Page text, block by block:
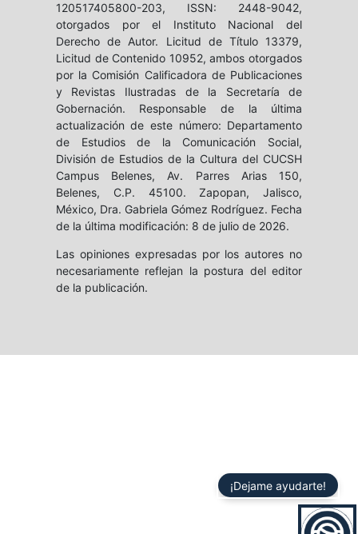
120517405800-203, ISSN: 2448-9042,
otorgados por el Instituto Nacional del
Derecho de Autor. Licitud de Título 13379,
Licitud de Contenido 10952, ambos otorgados
por la Comisión Calificadora de Publicaciones
y Revistas Ilustradas de la Secretaría de
Gobernación. Responsable de la última
actualización de este número: Departamento
de Estudios de la Comunicación Social,
División de Estudios de la Cultura del CUCSH
Campus Belenes, Av. Parres Arias 150,
Belenes, C.P. 45100. Zapopan, Jalisco,
México, Dra. Gabriela Gómez Rodríguez. Fecha
de la última modificación: 8 de julio de 2026.
Las opiniones expresadas por los autores no
necesariamente reflejan la postura del editor
de la publicación.
¡Dejame ayudarte!